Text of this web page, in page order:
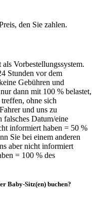
den Sie zahlen.
Vorbestellungssystem.
Stunden vor dem
Gebühren und
dann mit 100 % belastet,
ohne sich
und uns zu
falsches Datum/eine
informiert haben = 50 %
Sie bei einem anderen
aber nicht informiert
= 100 % des
Baby-Sitz(en) buchen?